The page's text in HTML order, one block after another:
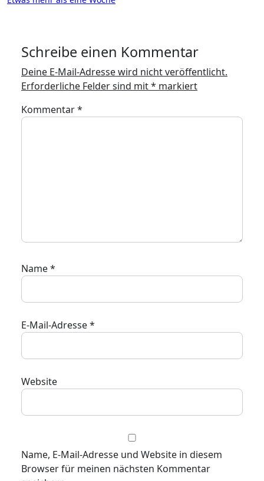
Schreibe einen Kommentar
Deine E-Mail-Adresse wird nicht veröffentlicht.
Erforderliche Felder sind mit* markiert
Kommentar*
Name*
E-Mail-Adresse*
Website
Name, E-Mail-Adresse und Website in diesem
Browser für meinen nächsten Kommentar